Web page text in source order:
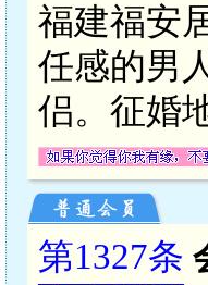
福建福安
任感的男
侣。征婚
第1327条